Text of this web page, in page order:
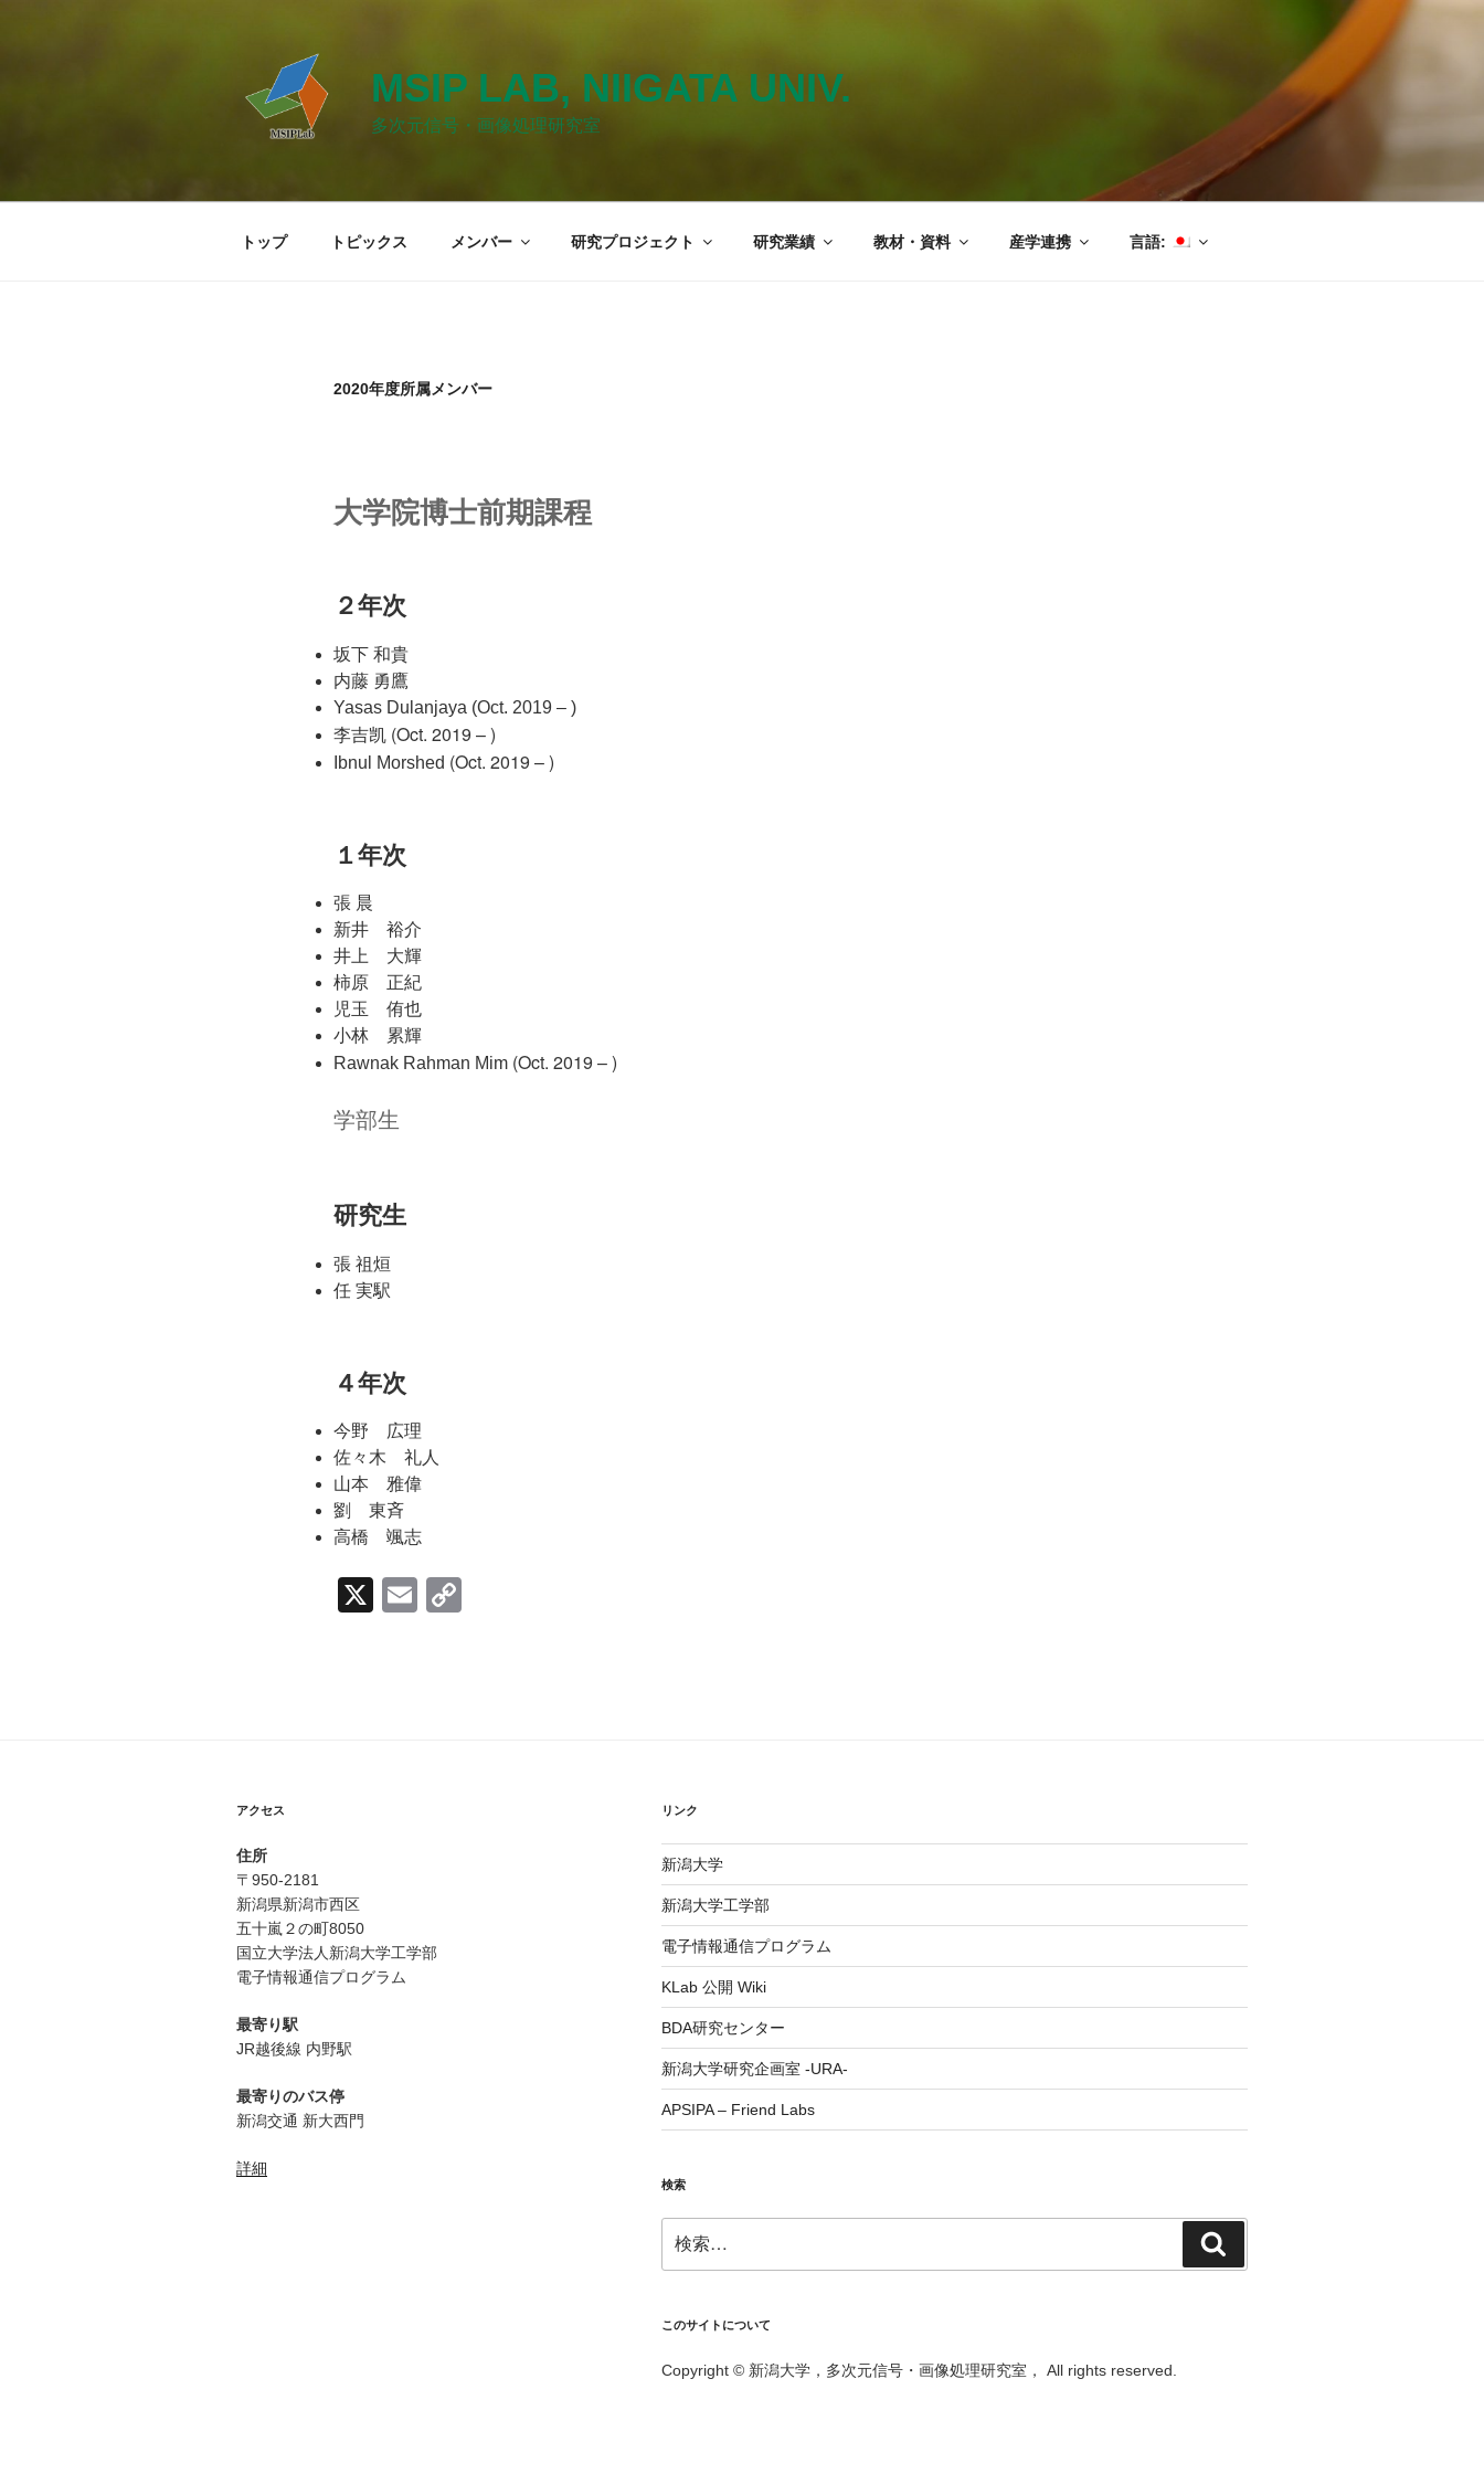
キ
MSIP LAB, NIIGATA UNIV.
多次元信号・画像処理研究室
トップ トピックス メンバー 研究プロジェクト 研究業績 教材・資料 産学連携 言語:
2020年度所属メンバー
大学院博士前期課程
２年次
坂下 和貴
内藤 勇鷹
Yasas Dulanjaya (Oct. 2019 – )
李吉凯 (Oct. 2019 – )
Ibnul Morshed (Oct. 2019 – )
１年次
張 晨
新井 裕介
井上 大輝
柿原 正紀
児玉 侑也
小林 累輝
Rawnak Rahman Mim (Oct. 2019 – )
学部生
研究生
張 祖烜
任 実駅
４年次
今野 広理
佐々木 礼人
山本 雅偉
劉 東斉
高橋 颯志
X
E
アクセス
住所
〒950-2181
新潟県新潟市西区
五十嵐２の町8050
国立大学法人新潟大学工学部
電子情報通信プログラム
最寄り駅
JR越後線 内野駅
最寄りのバス停
新潟交通 新大西門
詳細
リンク
新潟大学
新潟大学工学部
電子情報通信プログラム
KLab 公開 Wiki
BDA研究センター
新潟大学研究企画室 -URA-
APSIPA – Friend Labs
検索
索:
索
このサイトについて
Copyright © 新潟大学，多次元信号・画像処理研究室， All rights reserved.